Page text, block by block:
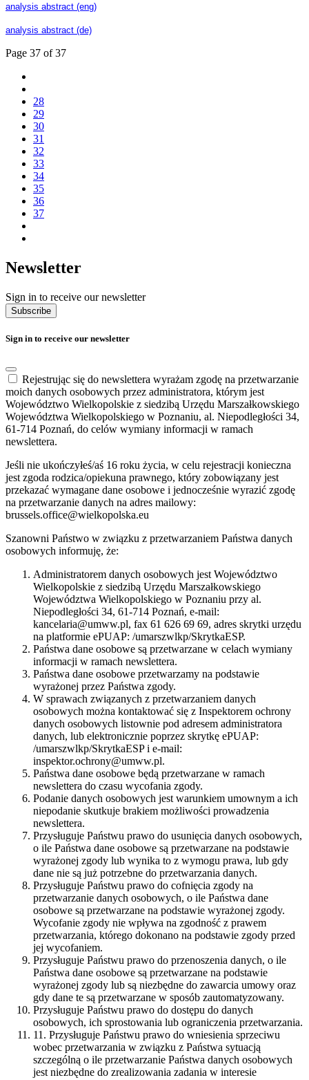
analysis abstract (eng)
analysis abstract (de)
Page 37 of 37
28
29
30
31
32
33
34
35
36
37
Newsletter
Sign in to receive our newsletter
Subscribe
Sign in to receive our newsletter
Rejestrując się do newslettera wyrażam zgodę na przetwarzanie
moich danych osobowych przez administratora, którym jest
Województwo Wielkopolskie z siedzibą Urzędu Marszałkowskiego
Województwa Wielkopolskiego w Poznaniu, al. Niepodległości 34,
61-714 Poznań, do celów wymiany informacji w ramach
newslettera.
Jeśli nie ukończyłeś/aś 16 roku życia, w celu rejestracji konieczna
jest zgoda rodzica/opiekuna prawnego, który zobowiązany jest
przekazać wymagane dane osobowe i jednocześnie wyrazić zgodę
na przetwarzanie danych na adres mailowy:
brussels.office@wielkopolska.eu
Szanowni Państwo w związku z przetwarzaniem Państwa danych
osobowych informuję, że:
Administratorem danych osobowych jest Województwo
Wielkopolskie z siedzibą Urzędu Marszałkowskiego
Województwa Wielkopolskiego w Poznaniu przy al.
Niepodległości 34, 61-714 Poznań, e-mail:
kancelaria@umww.pl, fax 61 626 69 69, adres skrytki urzędu
na platformie ePUAP: /umarszwlkp/SkrytkaESP.
Państwa dane osobowe są przetwarzane w celach wymiany
informacji w ramach newslettera.
Państwa dane osobowe przetwarzamy na podstawie
wyrażonej przez Państwa zgody.
W sprawach związanych z przetwarzaniem danych
osobowych można kontaktować się z Inspektorem ochrony
danych osobowych listownie pod adresem administratora
danych, lub elektronicznie poprzez skrytkę ePUAP:
/umarszwlkp/SkrytkaESP i e-mail:
inspektor.ochrony@umww.pl.
Państwa dane osobowe będą przetwarzane w ramach
newslettera do czasu wycofania zgody.
Podanie danych osobowych jest warunkiem umownym a ich
niepodanie skutkuje brakiem możliwości prowadzenia
newslettera.
Przysługuje Państwu prawo do usunięcia danych osobowych,
o ile Państwa dane osobowe są przetwarzane na podstawie
wyrażonej zgody lub wynika to z wymogu prawa, lub gdy
dane nie są już potrzebne do przetwarzania danych.
Przysługuje Państwu prawo do cofnięcia zgody na
przetwarzanie danych osobowych, o ile Państwa dane
osobowe są przetwarzane na podstawie wyrażonej zgody.
Wycofanie zgody nie wpływa na zgodność z prawem
przetwarzania, którego dokonano na podstawie zgody przed
jej wycofaniem.
Przysługuje Państwu prawo do przenoszenia danych, o ile
Państwa dane osobowe są przetwarzane na podstawie
wyrażonej zgody lub są niezbędne do zawarcia umowy oraz
gdy dane te są przetwarzane w sposób zautomatyzowany.
Przysługuje Państwu prawo do dostępu do danych
osobowych, ich sprostowania lub ograniczenia przetwarzania.
11. Przysługuje Państwu prawo do wniesienia sprzeciwu
wobec przetwarzania w związku z Państwa sytuacją
szczególną o ile przetwarzanie Państwa danych osobowych
jest niezbędne do zrealizowania zadania w interesie